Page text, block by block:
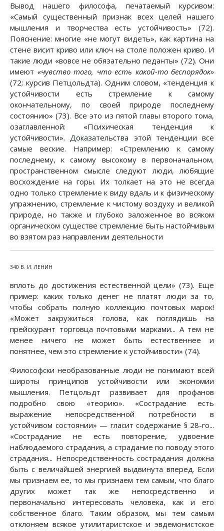
Вывод нашего философа, печатаемый курсивом:
«Самый существенный признак всех целей нашего
мышления и творчества есть устойчивость» (72).
Пояснение: многие «не могут видеть», как картина на
стене висит криво или ключ на столе положен криво. И
такие люди «вовсе не обязательно педанты» (72). Они
имеют «чувство того, что есть какой-то беспорядок»
(72; курсив Петцольдта). Одним словом, «тенденция к
устойчивости есть стремление к самому
окончательному, по своей природе последнему
состоянию» (73). Все это из пятой главы второго тома,
озаглавленной: «Психическая тенденция к
устойчивости». Доказательства этой тенденции все
самые веские. Например: «Стремлению к самому
последнему, к самому высокому в первоначальном,
пространственном смысле следуют люди, любящие
восхождение на горы. Их толкает на это не всегда
одно только стремление к виду вдаль и к физическому
упражнению, стремление к чистому воздуху и великой
природе, но также и глубоко заложенное во всяком
органическом существе стремление быть настойчивым
во взятом раз направлении деятельности
340 В. И. ЛЕНИН
вплоть до достижения естественной цели» (73). Еще
пример: каких только денег не платят люди за то,
чтобы собрать полную коллекцию почтовых марок!
«Может закружиться голова, как поглядишь на
прейскурант торговца почтовыми марками... А тем не
менее ничего не может быть естественнее и
понятнее, чем это стремление к устойчивости» (74).
Философски необразованные люди не понимают всей
широты принципов устойчивости или экономии
мышления. Петцольдт развивает для профанов
подробно свою «теорию». «Сострадание есть
выражение непосредственной потребности в
устойчивом состоянии» — гласит содержание § 28-го...
«Сострадание не есть повторение, удвоение
наблюдаемого страдания, а страдание по поводу этого
страдания... Непосредственность сострадания должна
быть с величайшей энергией выдвинута вперед. Если
мы признаем ее, то мы признаем тем самым, что благо
других может так же непосредственно и
первоначально интересовать человека, как и его
собственное благо. Таким образом, мы тем самым
отклоняем всякое утилитаристское и эвдемонистское